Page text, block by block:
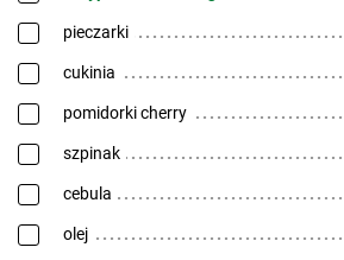
pieczarki
cukinia
pomidorki cherry
szpinak
cebula
olej